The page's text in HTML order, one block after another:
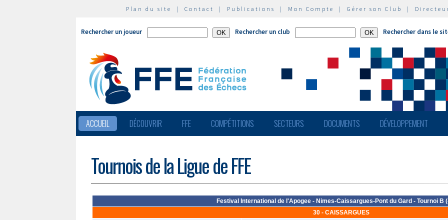
Plan du site | Contact | Publications | Mon Compte | Gérer son Club |
Rechercher un joueur Rechercher un club Rechercher dans le
ACCUEIL DÉCOUVRIR FFE COMPÉTITIONS SECTEURS DOCUMENTS DÉVELOPPEMENT
Tournois de la Ligue de FFE
Festival International de l'Apogee - Nimes-Caissargues-Pont du Gard - Tournoi B
30 - CAISSARGUES